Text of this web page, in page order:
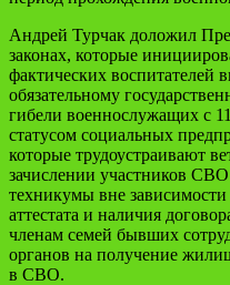
Андрей Турчак доложил
законах, которые
фактических воспитателей
обязательному
гибели военнослужащих с
статусом социальных
которые трудоустраивают
зачислении участников
техникумы вне зависимости
аттестата и наличия
членам семей бывших
органов на получение
в СВО.